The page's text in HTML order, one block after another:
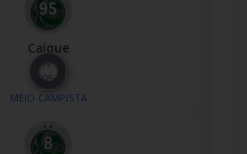
Caíque
Nº
95
MEIO-CAMPISTA